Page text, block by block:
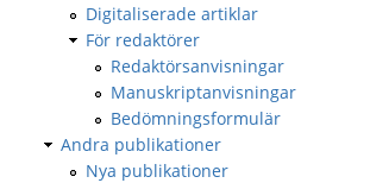
Digitaliserade artiklar
För redaktörer
Redaktörsanvisningar
Manuskriptanvisningar
Bedömningsformulär
Andra publikationer
Nya publikationer